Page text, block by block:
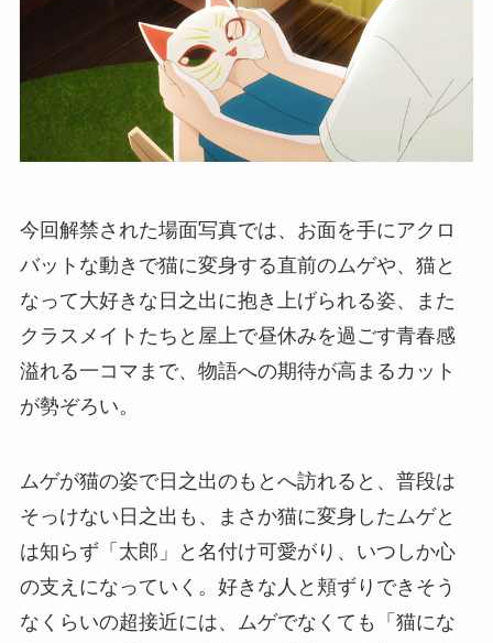
今回解禁された場面写真では、お面を手にアクロ
バットな動きで猫に変身する直前のムゲや、猫と
なって大好きな日之出に抱き上げられる姿、また
クラスメイトたちと屋上で昼休みを過ごす青春感
溢れる一コマまで、物語への期待が高まるカット
が勢ぞろい。
ムゲが猫の姿で日之出のもとへ訪れると、普段は
そっけない日之出も、まさか猫に変身したムゲと
は知らず「太郎」と名付け可愛がり、いつしか心
の支えになっていく。好きな人と頬ずりできそう
なくらいの超接近には、ムゲでなくても「猫にな